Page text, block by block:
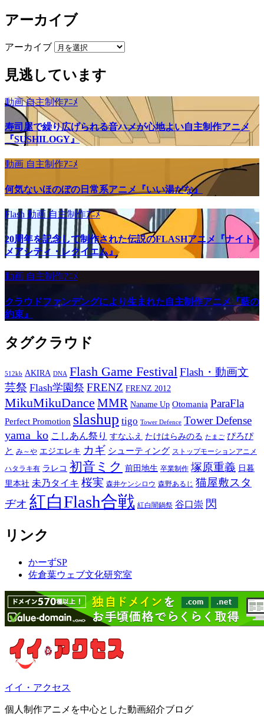
アーカイブ
アーカイブ
見逃しています
動画自主制作ｱﾆﾒ
寿司屋で繰り広げられる音ハメが心地よい自主制作アニメ
『SUSHILOGY』
動画 自主制作ｱﾆﾒ
何気ないほのぼの日常系アニメ『いい湯だな』
Flash 動画自主制作ｱﾆﾒ
20周年を記念して制作された伝説のFLASHアニメ『ナイト
メアシティ・レクイエム』
動画 自主制作ｱﾆﾒ
クラウドファンデングにより生まれた自主制作アニメ『藍の
約束』
タグクラウド
512kb AKIRA DNA Flash Game Festival Flash・動画文
芸祭 Flash学園祭 FRENZ FRENZ 2012
MikuMikuDance MMR Naname Up Otomania ParaFla
Perfect Promotion slashup tigo Tower Defence Tower Defense
yama_ko こしあん祭り すなふえ たけはらみのる たまご ぴろぴ
と み～や エジエレキ カギ シューティング ストップモーションアニメ
ハタラキ有 ラレコ 初音ミク 前田地生 卒業制作 塚原重義 日暮
里本社 未乃タイキ 桜実 森井ケンシロウ 森野あるじ 猫屋敷スタ
ヂオ 紅白Flash合戦 紅白闇鍋祭 谷口崇 閃
リンク
かーずSP
佐倉葉ウェブ文化研究室
イイ・アクセス
個人制作アニメを中心とした動画紹介ブログ